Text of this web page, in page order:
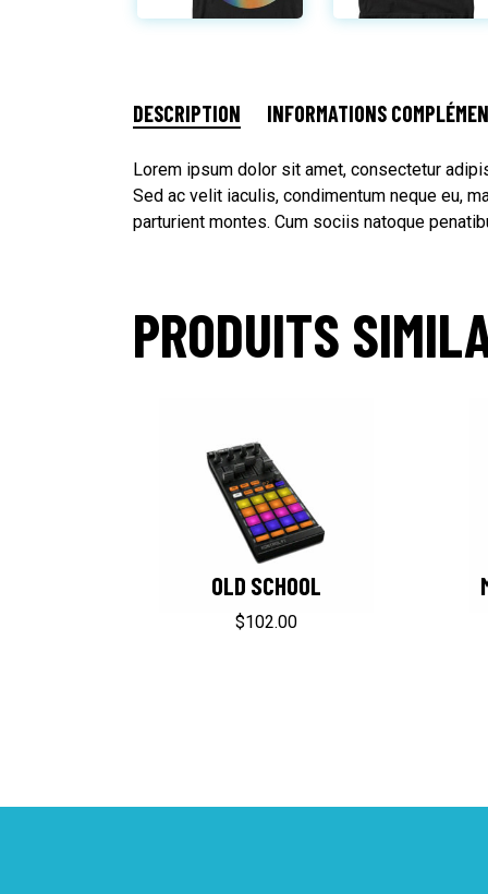
DESCRIPTION INFORMATIONS
Lorem ipsum dolor sit amet, consectetur
Sed ac velit iaculis, condimentum neque eu,
parturient montes. Cum sociis natoque
PRODUITS
OLD SCHOOL
$102.00